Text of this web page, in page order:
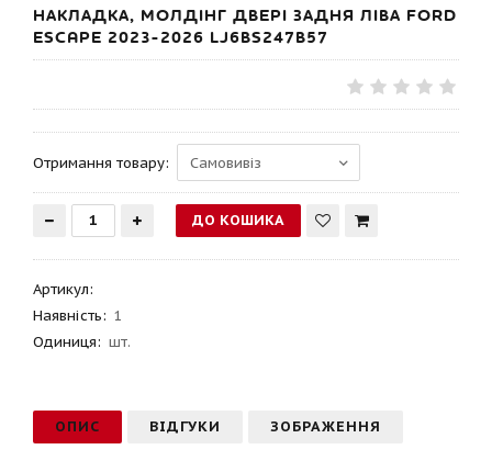
НАКЛАДКА, МОЛДІНГ ДВЕРІ ЗАДНЯ ЛІВА FORD
ESCAPE 2023-2026 LJ6BS247B57
Отримання товару:
Артикул:
Наявність: 1
Одиниця: шт.
ОПИС ВІДГУКИ ЗОБРАЖЕННЯ